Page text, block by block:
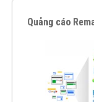
Quảng cáo